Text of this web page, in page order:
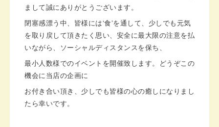
まして誠にありがとうございます。
閉塞感漂う中、皆様には‘食’を通して、少しでも元気
を取り戻して頂きたく思い、安全に最大限の注意を払
いながら、ソーシャルディスタンスを保ち、
最小人数様でのイベントを開催致します。どうぞこの
機会に当店の企画に
お付き合い頂き、少しでも皆様の心の癒しになりまし
たら幸いです。